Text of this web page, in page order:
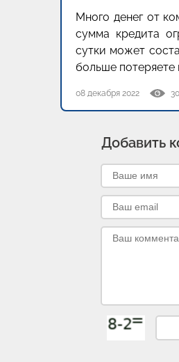
Много денег от
сумма кредита
сутки может
больше потеряете
08 декабря 2022
Добавить